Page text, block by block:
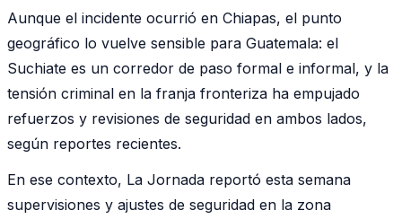
Aunque el incidente ocurrió en Chiapas, el punto
geográfico lo vuelve sensible para Guatemala: el
Suchiate es un corredor de paso formal e informal, y la
tensión criminal en la franja fronteriza ha empujado
refuerzos y revisiones de seguridad en ambos lados,
según reportes recientes.
En ese contexto, La Jornada reportó esta semana
supervisiones y ajustes de seguridad en la zona